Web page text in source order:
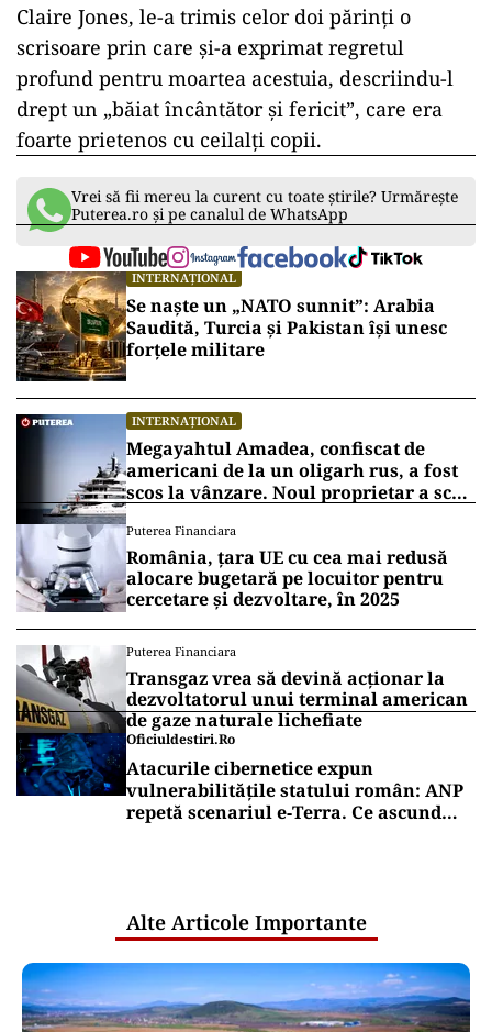
Claire Jones, le-a trimis celor doi părinți o
scrisoare prin care și-a exprimat regretul
profund pentru moartea acestuia, descriindu-l
drept un „băiat încântător și fericit”, care era
foarte prietenos cu ceilalți copii.
Vrei să fii mereu la curent cu toate știrile? Urmărește
Puterea.ro și pe canalul de WhatsApp
INTERNAȚIONAL
Se naște un „NATO sunnit”: Arabia
Saudită, Turcia și Pakistan își unesc
forțele militare
INTERNAȚIONAL
Megayahtul Amadea, confiscat de
americani de la un oligarh rus, a fost
scos la vânzare. Noul proprietar a scos
Puterea Financiara
România, țara UE cu cea mai redusă
alocare bugetară pe locuitor pentru
cercetare și dezvoltare, în 2025
Puterea Financiara
Transgaz vrea să devină acționar la
dezvoltatorul unui terminal american
de gaze naturale lichefiate
Oficiuldestiri.ro
Atacurile cibernetice expun
vulnerabilitățile statului român: ANP
repetă scenariul e‑Terra. Ce ascund
Alte Articole Importante